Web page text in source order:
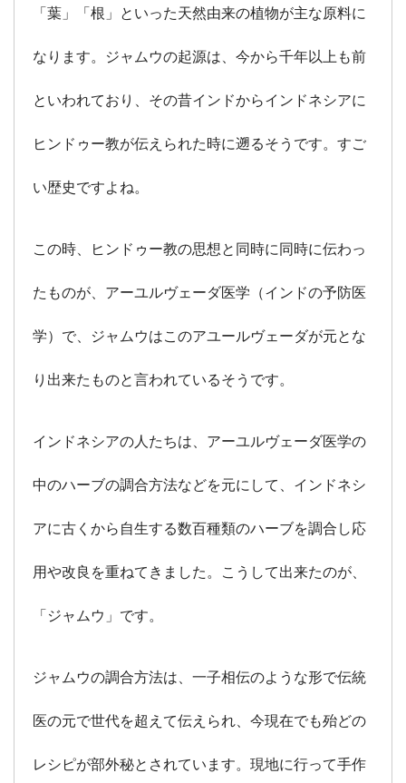
「葉」「根」といった天然由来の植物が主な原料に
なります。ジャムウの起源は、今から千年以上も前
といわれており、その昔インドからインドネシアに
ヒンドゥー教が伝えられた時に遡るそうです。すご
い歴史ですよね。
この時、ヒンドゥー教の思想と同時に同時に伝わっ
たものが、アーユルヴェーダ医学（インドの予防医
学）で、ジャムウはこのアユールヴェーダが元とな
り出来たものと言われているそうです。
インドネシアの人たちは、アーユルヴェーダ医学の
中のハーブの調合方法などを元にして、インドネシ
アに古くから自生する数百種類のハーブを調合し応
用や改良を重ねてきました。こうして出来たのが、
「ジャムウ」です。
ジャムウの調合方法は、一子相伝のような形で伝統
医の元で世代を超えて伝えられ、今現在でも殆どの
レシピが部外秘とされています。現地に行って手作